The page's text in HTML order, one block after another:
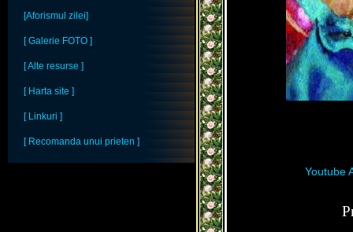
[Aforismul zilei]
[ Galerie FOTO ]
[ Alte resurse ]
[ Harta site ]
[ Linkuri ]
[ Recomanda unui prieten ]
Youtube